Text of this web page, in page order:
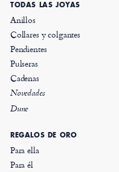
TODAS LAS JOYAS
Anillos
Collares y colgantes
Pendientes
Pulseras
Cadenas
Novedades
Dune
REGALOS DE ORO
Para ella
Para él